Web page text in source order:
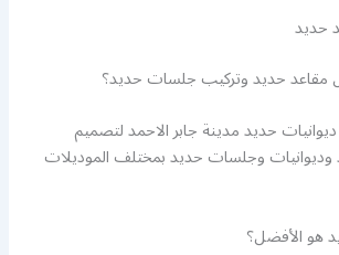
حديد
حديد وتركيب جلسات حديد؟
حديد مدينة جابر الاحمد لتصميم
وجلسات حديد بمختلف الموديلات
هو الأفضل؟